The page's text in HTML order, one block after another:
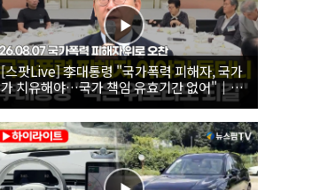
[스팟Live] 李대통령 "국가폭력 피해자, 국가
가 치유해야…국가 책임 유효기간 없어"｜
26.08.07 국가폭력 피해자 위로 오찬